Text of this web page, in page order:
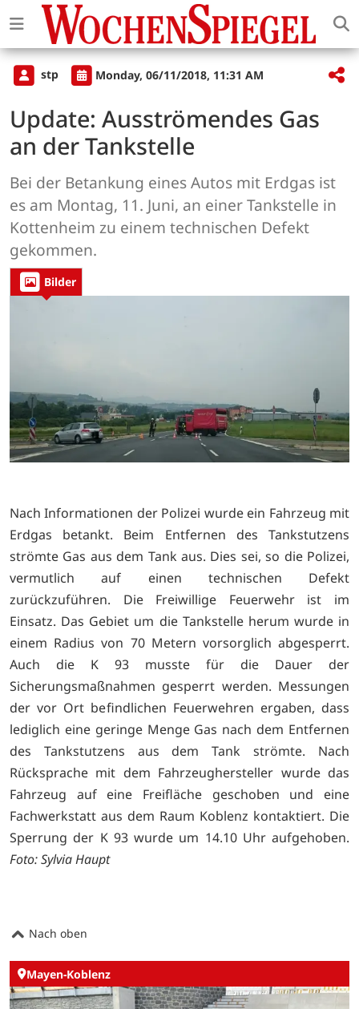
stp Monday, 06/11/2018, 11:31 AM
Update: Ausströmendes Gas
an der Tankstelle
Bei der Betankung eines Autos mit Erdgas ist
es am Montag, 11. Juni, an einer Tankstelle in
Kottenheim zu einem technischen Defekt
gekommen.
Bilder
Nach Informationen der Polizei wurde ein Fahrzeug mit
Erdgas betankt. Beim Entfernen des Tankstutzens
strömte Gas aus dem Tank aus. Dies sei, so die Polizei,
vermutlich auf einen technischen Defekt
zurückzuführen. Die Freiwillige Feuerwehr ist im
Einsatz. Das Gebiet um die Tankstelle herum wurde in
einem Radius von 70 Metern vorsorglich abgesperrt.
Auch die K 93 musste für die Dauer der
Sicherungsmaßnahmen gesperrt werden. Messungen
der vor Ort befindlichen Feuerwehren ergaben, dass
lediglich eine geringe Menge Gas nach dem Entfernen
des Tankstutzens aus dem Tank strömte. Nach
Rücksprache mit dem Fahrzeughersteller wurde das
Fahrzeug auf eine Freifläche geschoben und eine
Fachwerkstatt aus dem Raum Koblenz kontaktiert. Die
Sperrung der K 93 wurde um 14.10 Uhr aufgehoben.
Foto: Sylvia Haupt
Nach oben
Mayen-Koblenz